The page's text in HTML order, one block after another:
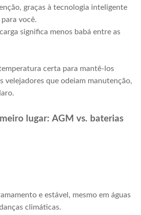
graças à tecnologia inteligente
você.
significa menos babá entre as
certa para mantê-los
velejadores que odeiam manutenção,
lugar: AGM vs. baterias
e estável, mesmo em águas
climáticas.